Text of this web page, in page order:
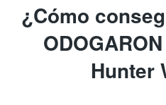
¿Cómo
Hunter